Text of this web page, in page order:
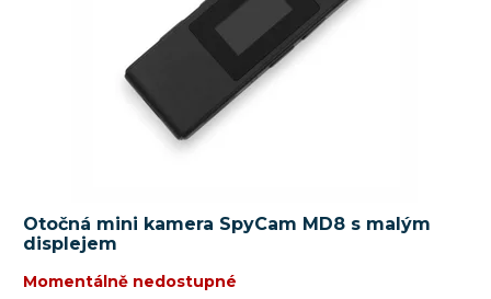
Otočná mini kamera SpyCam MD8 s malým
displejem
Momentálně nedostupné